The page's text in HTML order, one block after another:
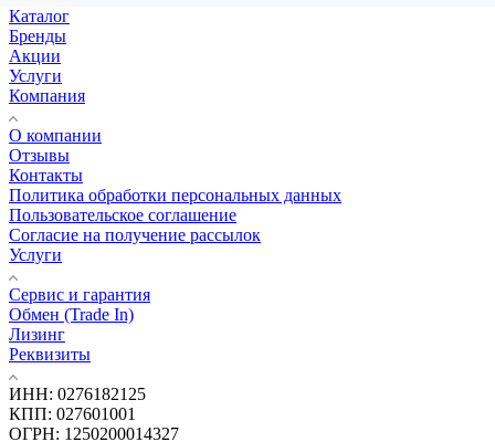
Каталог
Бренды
Акции
Услуги
Компания
О компании
Отзывы
Контакты
Политика обработки персональных данных
Пользовательское соглашение
Согласие на получение рассылок
Услуги
Сервис и гарантия
Обмен (Trade In)
Лизинг
Реквизиты
ИНН: 0276182125
КПП: 027601001
ОГРН: 1250200014327